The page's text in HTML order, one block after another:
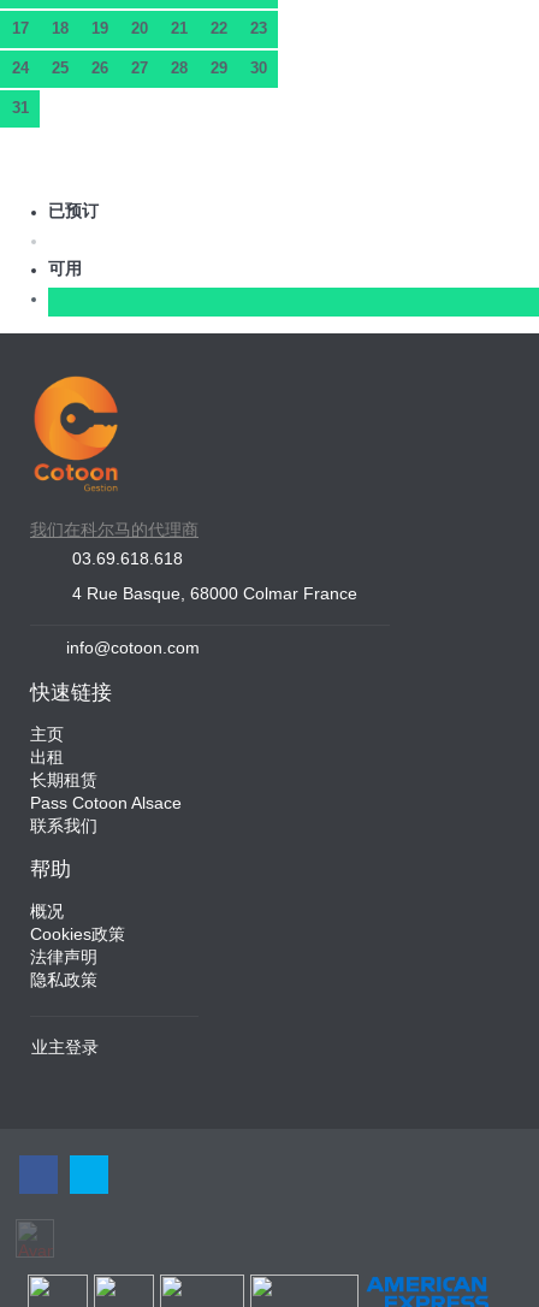
17 18 19 20 21 22 23
24 25 26 27 28 29 30
31
已预订
可用
我们在科尔马的代理商
03.69.618.618
4 Rue Basque, 68000 Colmar France
info@cotoon.com
快速链接
主页
出租
长期租赁
Pass Cotoon Alsace
联系我们
帮助
概况
Cookies政策
法律声明
隐私政策
业主登录